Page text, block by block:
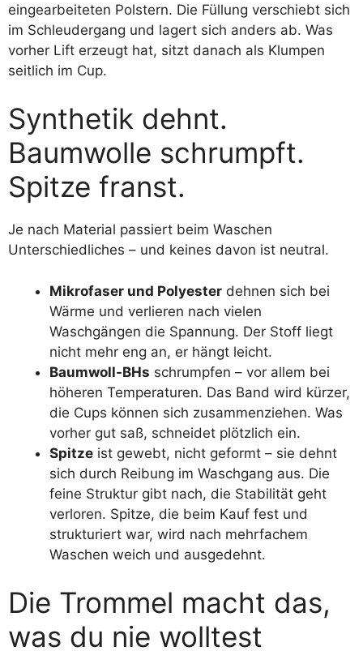
eingearbeiteten Polstern. Die Füllung verschiebt sich
im Schleudergang und lagert sich anders ab. Was
vorher Lift erzeugt hat, sitzt danach als Klumpen
seitlich im Cup.
Synthetik dehnt.
Baumwolle schrumpft.
Spitze franst.
Je nach Material passiert beim Waschen
Unterschiedliches – und keines davon ist neutral.
Mikrofaser und Polyester dehnen sich bei
Wärme und verlieren nach vielen
Waschgängen die Spannung. Der Stoff liegt
nicht mehr eng an, er hängt leicht.
Baumwoll-BHs schrumpfen – vor allem bei
höheren Temperaturen. Das Band wird kürzer,
die Cups können sich zusammenziehen. Was
vorher gut saß, schneidet plötzlich ein.
Spitze ist gewebt, nicht geformt – sie dehnt
sich durch Reibung im Waschgang aus. Die
feine Struktur gibt nach, die Stabilität geht
verloren. Spitze, die beim Kauf fest und
strukturiert war, wird nach mehrfachem
Waschen weich und ausgedehnt.
Die Trommel macht das,
was du nie wolltest